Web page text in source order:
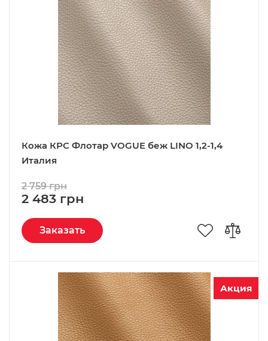
Кожа КРС Флотар VOGUE беж LINO 1,2-1,4
Италия
2 483 грн
2 759 грн
Заказать
Акция